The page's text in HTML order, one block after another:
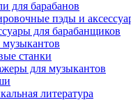
для барабанов
пэды и
для барабанщиков
станки
для музыкантов
литература